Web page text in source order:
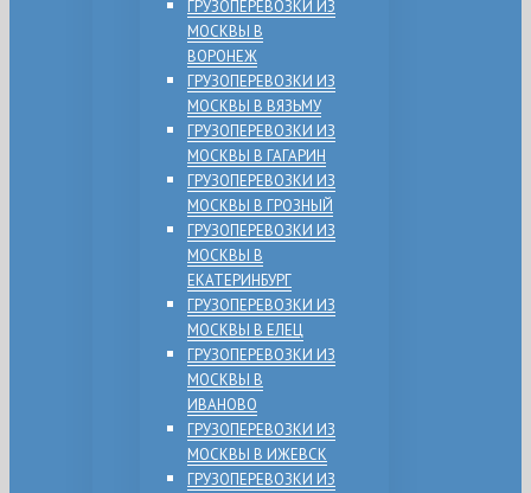
ГРУЗОПЕРЕВОЗКИ ИЗ
МОСКВЫ В
ВОРОНЕЖ
ГРУЗОПЕРЕВОЗКИ ИЗ
МОСКВЫ В ВЯЗЬМУ
ГРУЗОПЕРЕВОЗКИ ИЗ
МОСКВЫ В ГАГАРИН
ГРУЗОПЕРЕВОЗКИ ИЗ
МОСКВЫ В ГРОЗНЫЙ
ГРУЗОПЕРЕВОЗКИ ИЗ
МОСКВЫ В
ЕКАТЕРИНБУРГ
ГРУЗОПЕРЕВОЗКИ ИЗ
МОСКВЫ В ЕЛЕЦ
ГРУЗОПЕРЕВОЗКИ ИЗ
МОСКВЫ В
ИВАНОВО
ГРУЗОПЕРЕВОЗКИ ИЗ
МОСКВЫ В ИЖЕВСК
ГРУЗОПЕРЕВОЗКИ ИЗ